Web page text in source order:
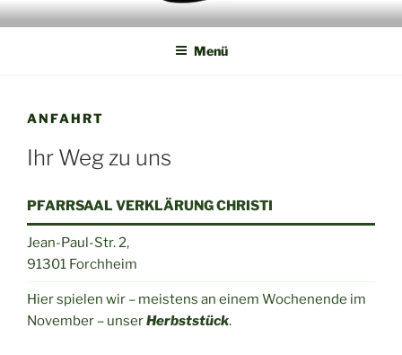
Zum
InhaltSPIELGRUPPE FORCHHEIMER
Menü
ANFAHRT
Ihr Weg zu uns
PFARRSAAL VERKLÄRUNG CHRISTI
Jean-Paul-Str. 2,
91301 Forchheim
Hier spielen wir – meistens an einem Wochenende im
November – unserHerbststück.